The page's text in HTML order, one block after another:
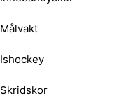
Målvakt
Ishockey
Skridskor